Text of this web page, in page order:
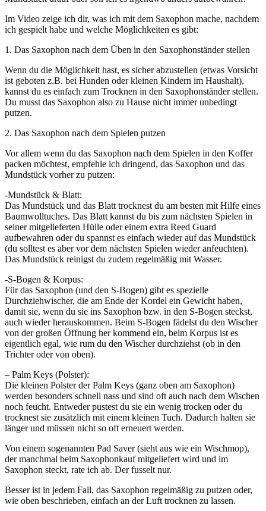
Im Video zeige ich dir, was ich mit dem Saxophon mache, nachdem
ich gespielt habe und welche Möglichkeiten es gibt:
1. Das Saxophon nach dem Üben in den Saxophonständer stellen
Wenn du die Möglichkeit hast, es sicher abzustellen (etwas Vorsicht
ist geboten z.B. bei Hunden oder kleinen Kindern im Haushalt),
kannst du es einfach zum Trocknen in den Saxophonständer stellen.
Du musst das Saxophon also zu Hause nicht immer unbedingt
putzen.
2. Das Saxophon nach dem Spielen putzen
Vor allem wenn du das Saxophon nach dem Spielen in den Koffer
packen möchtest, empfehle ich dringend, das Saxophon und das
Mundstück vorher zu putzen:
-Mundstück & Blatt:
Das Mundstück und das Blatt trocknest du am besten mit Hilfe eines
Baumwolltuches. Das Blatt kannst du bis zum nächsten Spielen in
seiner mitgelieferten Hülle oder einem extra Reed Guard
aufbewahren oder du spannst es einfach wieder auf das Mundstück
(du solltest es aber vor dem nächsten Spielen wieder anfeuchten).
Das Mundstück reinigst du zudem regelmäßig mit Wasser.
-S-Bogen & Korpus:
Für das Saxophon (und den S-Bogen) gibt es spezielle
Durchziehwischer, die am Ende der Kordel ein Gewicht haben,
damit sie, wenn du sie ins Saxophon bzw. in den S-Bogen steckst,
auch wieder herauskommen. Beim S-Bogen fädelst du den Wischer
von der großen Öffnung her kommend ein, beim Korpus ist es
eigentlich egal, wie rum du den Wischer durchziehst (ob in den
Trichter oder von oben).
– Palm Keys (Polster):
Die kleinen Polster der Palm Keys (ganz oben am Saxophon)
werden besonders schnell nass und sind oft auch nach dem Wischen
noch feucht. Entweder pustest du sie ein wenig trocken oder du
trocknest sie zusätzlich mit einem kleinen Tuch. Dadurch halten sie
länger und müssen nicht so oft erneuert werden.
Von einem sogenannten Pad Saver (sieht aus wie ein Wischmop),
der manchmal beim Saxophonkauf mitgeliefert wird und im
Saxophon steckt, rate ich ab. Der fusselt nur.
Besser ist in jedem Fall, das Saxophon regelmäßig zu putzen oder,
wie oben beschrieben, einfach an der Luft trocknen zu lassen.